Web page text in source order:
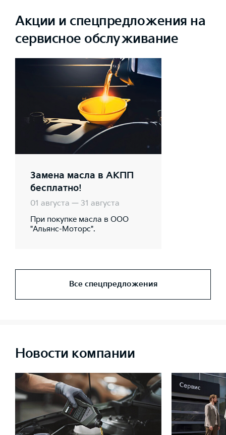
Акции и спецпредложения на
сервисное обслуживание
Замена масла в АКПП
бесплатно!
01 августа — 31 августа
При покупке масла в ООО
"Альянс-Моторс".
Все спецпредложения
Новости компании